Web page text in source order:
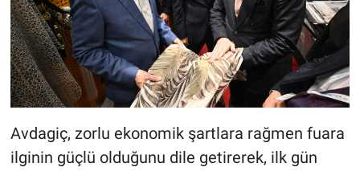
Avdagiç, zorlu ekonomik şartlara rağmen fuara
ilginin güçlü olduğunu dile getirerek, ilk gün